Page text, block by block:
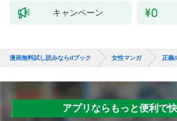
キャンペーン
漫画無料試し読みならdブック 女性マンガ 正義
アプリならもっと便利で快